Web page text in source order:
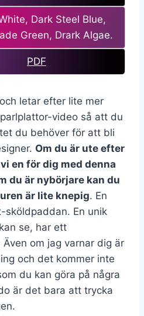
Dark Steel Blue,
Green, Drark Algae.
PDF
letar efter lite mer
video så att du
du behöver för att bli
Om du är ute efter
en för dig med denna
du är nybörjare kan du
är lite knepig. En
sköldpaddan. En unik
se, har ett
om jag varnar dig är
och det kommer inte
du kan göra på några
är det bara att trycka